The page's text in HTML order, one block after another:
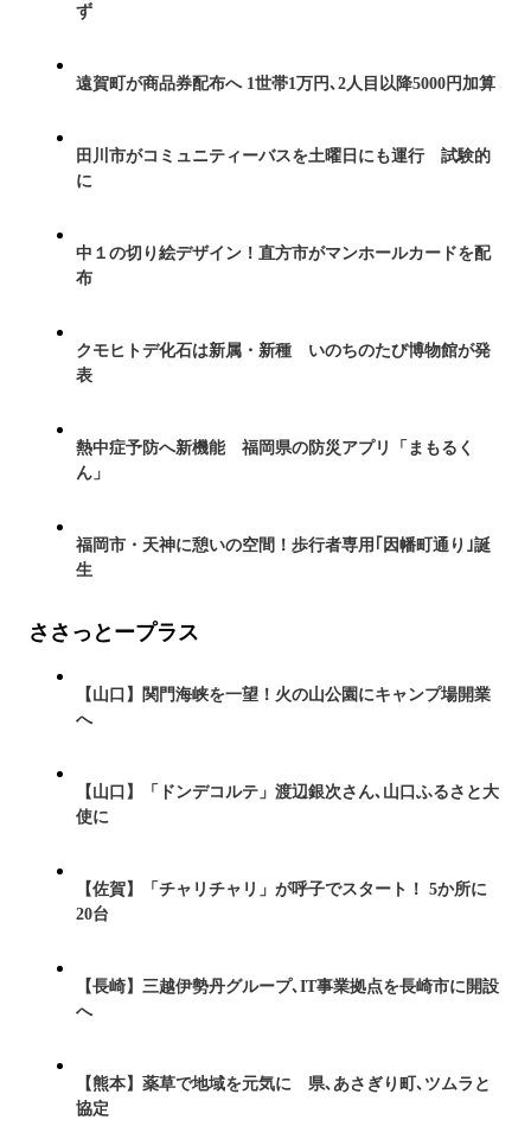
ず
遠賀町が商品券配布へ 1世帯1万円､2人目以降5000円加算
田川市がコミュニティーバスを土曜日にも運行 試験的
に
中１の切り絵デザイン！直方市がマンホールカードを配
布
クモヒトデ化石は新属・新種 いのちのたび博物館が発
表
熱中症予防へ新機能 福岡県の防災アプリ「まもるく
ん」
福岡市・天神に憩いの空間！歩行者専用｢因幡町通り｣誕
生
ささっとープラス
【山口】関門海峡を一望！火の山公園にキャンプ場開業
へ
【山口】「ドンデコルテ」渡辺銀次さん､山口ふるさと大
使に
【佐賀】「チャリチャリ」が呼子でスタート！ 5か所に
20台
【長崎】三越伊勢丹グループ､IT事業拠点を長崎市に開設
へ
【熊本】薬草で地域を元気に 県､あさぎり町､ツムラと
協定